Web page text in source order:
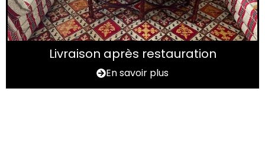
Livraison après restauration
En savoir plus